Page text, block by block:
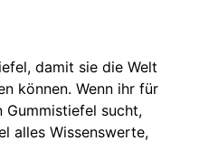
damit sie die Welt
können. Wenn ihr für
Gummistiefel sucht,
alles Wissenswerte,